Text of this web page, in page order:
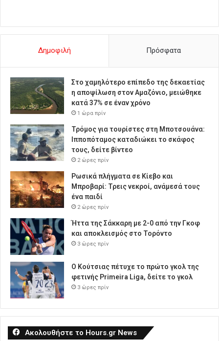
Δημοφιλή Πρόσφατα
Στο χαμηλότερο επίπεδο της δεκαετίας
η αποψίλωση στον Αμαζόνιο, μειώθηκε
κατά 37% σε έναν χρόνο
1 ώρα πρίν
Τρόμος για τουρίστες στη Μποτσουάνα:
Ιπποπόταμος καταδιώκει το σκάφος
τους, δείτε βίντεο
2 ώρες πρίν
Ρωσικά πλήγματα σε Κίεβο και
Μπροβαρί: Τρεις νεκροί, ανάμεσά τους
ένα παιδί
2 ώρες πρίν
Ήττα της Σάκκαρη με 2-0 από την Γκοφ
και αποκλεισμός στο Τορόντο
3 ώρες πρίν
Ο Κούτσιας πέτυχε το πρώτο γκολ της
φετινής Primeira Liga, δείτε το γκολ
3 ώρες πρίν
Ακολουθήστε το Hours.gr News